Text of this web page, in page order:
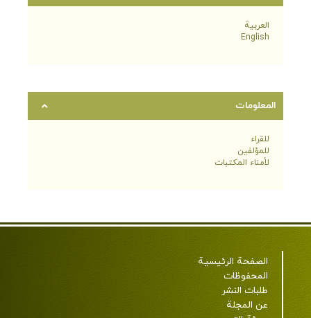
العربية
English
المعلومات
للقراء
للمؤلفين
لأمناء المكتبات
الصفحة الرئيسية
المحفوظات
طلبات النشر
عن المجلة